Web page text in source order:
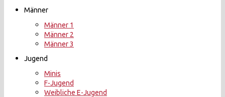
Männer
Männer 1
Männer 2
Männer 3
Jugend
Minis
F-Jugend
Weibliche E-Jugend